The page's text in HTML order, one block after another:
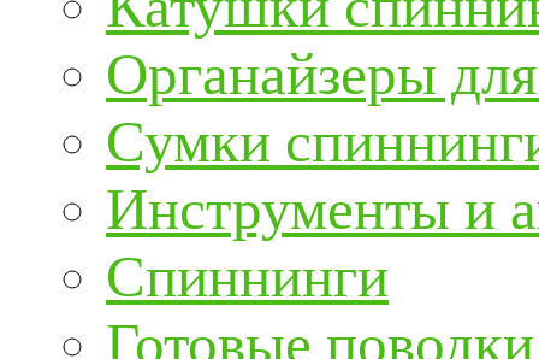
Органайзеры
Сумки
Инструменты и
Спиннинги
Готовые